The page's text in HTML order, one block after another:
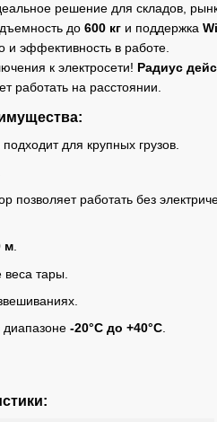
решение для складов,
до 600 кг и поддержка
и эффективность в работе.
к электросети! Радиус
работать на расстоянии.
подходит для крупных грузов.
позволяет работать без
м
тары.
диапазоне -20°C до +40°C.